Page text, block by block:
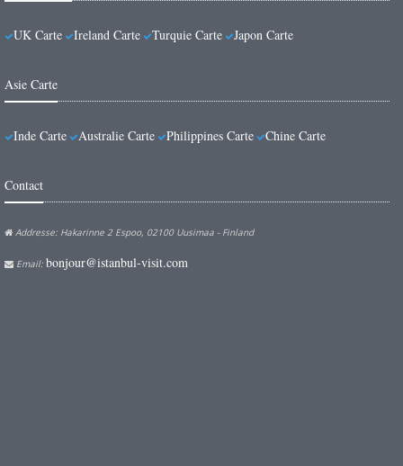
UK Carte Ireland Carte Turquie Carte Japon Carte
Asie Carte
Inde Carte Australie Carte Philippines Carte Chine Carte
Contact
Addresse: Hakarinne 2 Espoo, 02100 Uusimaa - Finland
Email: bonjour@istanbul-visit.com